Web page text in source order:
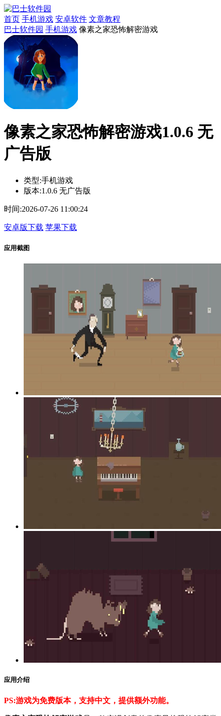
首页 手机游戏 安卓软件 文章教程
巴士软件园 手机游戏 像素之家恐怖解密游戏
像素之家恐怖解密游戏1.0.6 无
广告版
类型:手机游戏
版本:1.0.6 无广告版
时间:2026-07-26 11:00:24
安卓版下载 苹果下载
应用截图
应用介绍
PS:游戏为免费版本，支持中文，提供额外功能。